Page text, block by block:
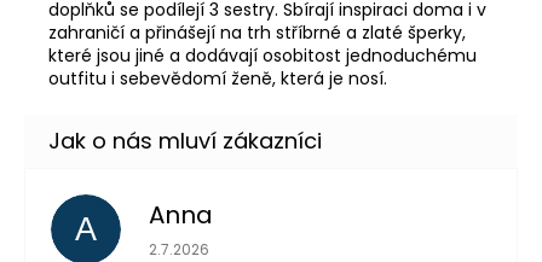
doplňků se podílejí 3 sestry. Sbírají inspiraci doma i v
zahraničí a přinášejí na trh stříbrné a zlaté šperky,
které jsou jiné a dodávají osobitost jednoduchému
outfitu i sebevědomí ženě, která je nosí.
A Anna
Hodnocení obchodu je 5 z 5 hvězdiček.
2.7.2026